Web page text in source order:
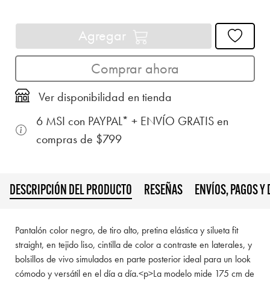
Agregar
Comprar ahora
Ver disponibilidad en tienda
6 MSI con PAYPAL* + ENVÍO GRATIS en
compras de $799
DESCRIPCIÓN DEL PRODUCTO RESEÑAS ENVÍOS, PAGOS Y
Pantalón color negro, de tiro alto, pretina elástica y silueta fit
straight, en tejido liso, cintilla de color a contraste en laterales, y
bolsillos de vivo simulados en parte posterior ideal para un look
cómodo y versátil en el día a día.<p>La modelo mide 175 cm de